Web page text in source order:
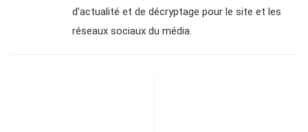
d’actualité et de décryptage pour le site et les
réseaux sociaux du média.